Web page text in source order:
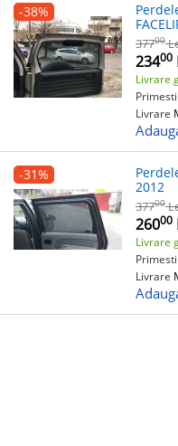
-38%
37700
23400
Livrare
Livrare
-31%
2012
37700
26000
Livrare
Livrare